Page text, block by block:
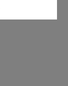
de nos